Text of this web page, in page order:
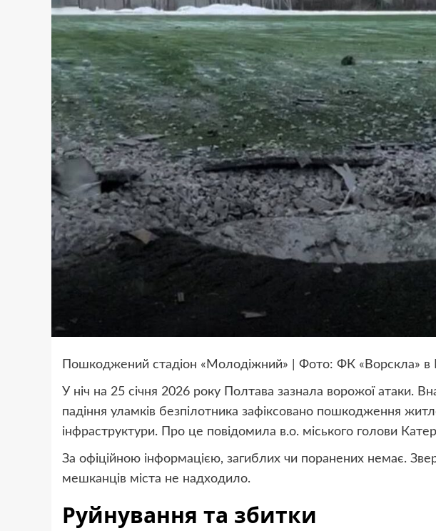
Пошкоджений стадіон «Молодіжний» | Фото: ФК «Ворскла» в
У ніч на 25 січня 2026 року Полтава зазнала ворожої атаки.
падіння уламків безпілотника зафіксовано пошкодження
інфраструктури. Про це повідомила в.о. міського голови
За офіційною інформацією, загиблих чи поранених немає.
мешканців міста не надходило.
Руйнування та збитки